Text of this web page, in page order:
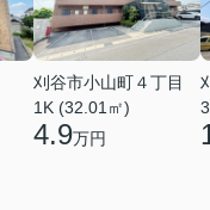
刈谷市小山町４丁目
1K (32.01㎡)
4.9万円